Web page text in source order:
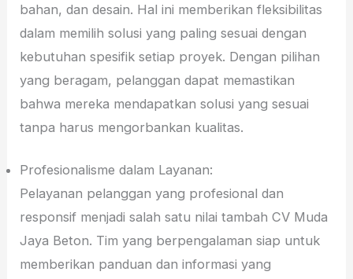
bahan, dan desain. Hal ini memberikan fleksibilitas
dalam memilih solusi yang paling sesuai dengan
kebutuhan spesifik setiap proyek. Dengan pilihan
yang beragam, pelanggan dapat memastikan
bahwa mereka mendapatkan solusi yang sesuai
tanpa harus mengorbankan kualitas.
Profesionalisme dalam Layanan:
Pelayanan pelanggan yang profesional dan
responsif menjadi salah satu nilai tambah CV Muda
Jaya Beton. Tim yang berpengalaman siap untuk
memberikan panduan dan informasi yang